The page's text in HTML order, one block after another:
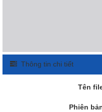
Thông tin chi tiết
Tên
Phiên